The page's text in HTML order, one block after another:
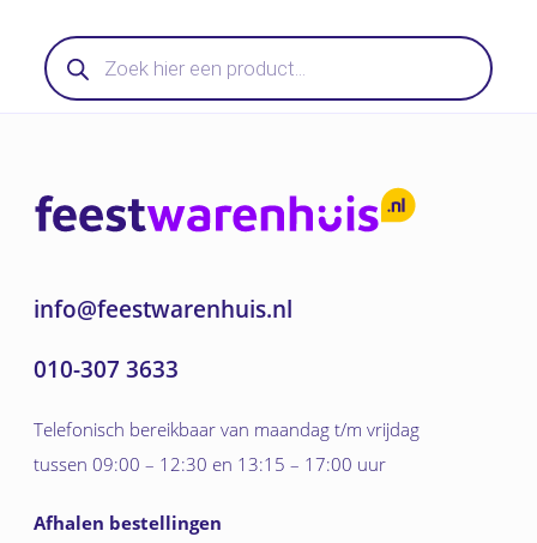
Producten
zoeken
info@feestwarenhuis.nl
010-307 3633
Telefonisch bereikbaar van maandag t/m vrijdag
tussen 09:00 – 12:30 en 13:15 – 17:00 uur
Afhalen bestellingen